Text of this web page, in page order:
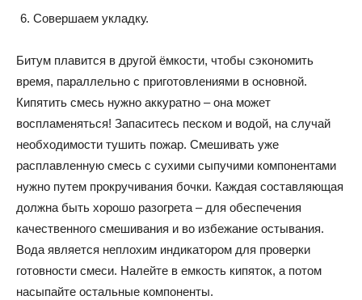
Совершаем укладку.
Битум плавится в другой ёмкости, чтобы сэкономить
время, параллельно с приготовлениями в основной.
Кипятить смесь нужно аккуратно – она может
воспламеняться! Запаситесь песком и водой, на случай
необходимости тушить пожар. Смешивать уже
расплавленную смесь с сухими сыпучими компонентами
нужно путем прокручивания бочки. Каждая составляющая
должна быть хорошо разогрета – для обеспечения
качественного смешивания и во избежание остывания.
Вода является неплохим индикатором для проверки
готовности смеси. Налейте в емкость кипяток, а потом
насыпайте остальные компоненты.